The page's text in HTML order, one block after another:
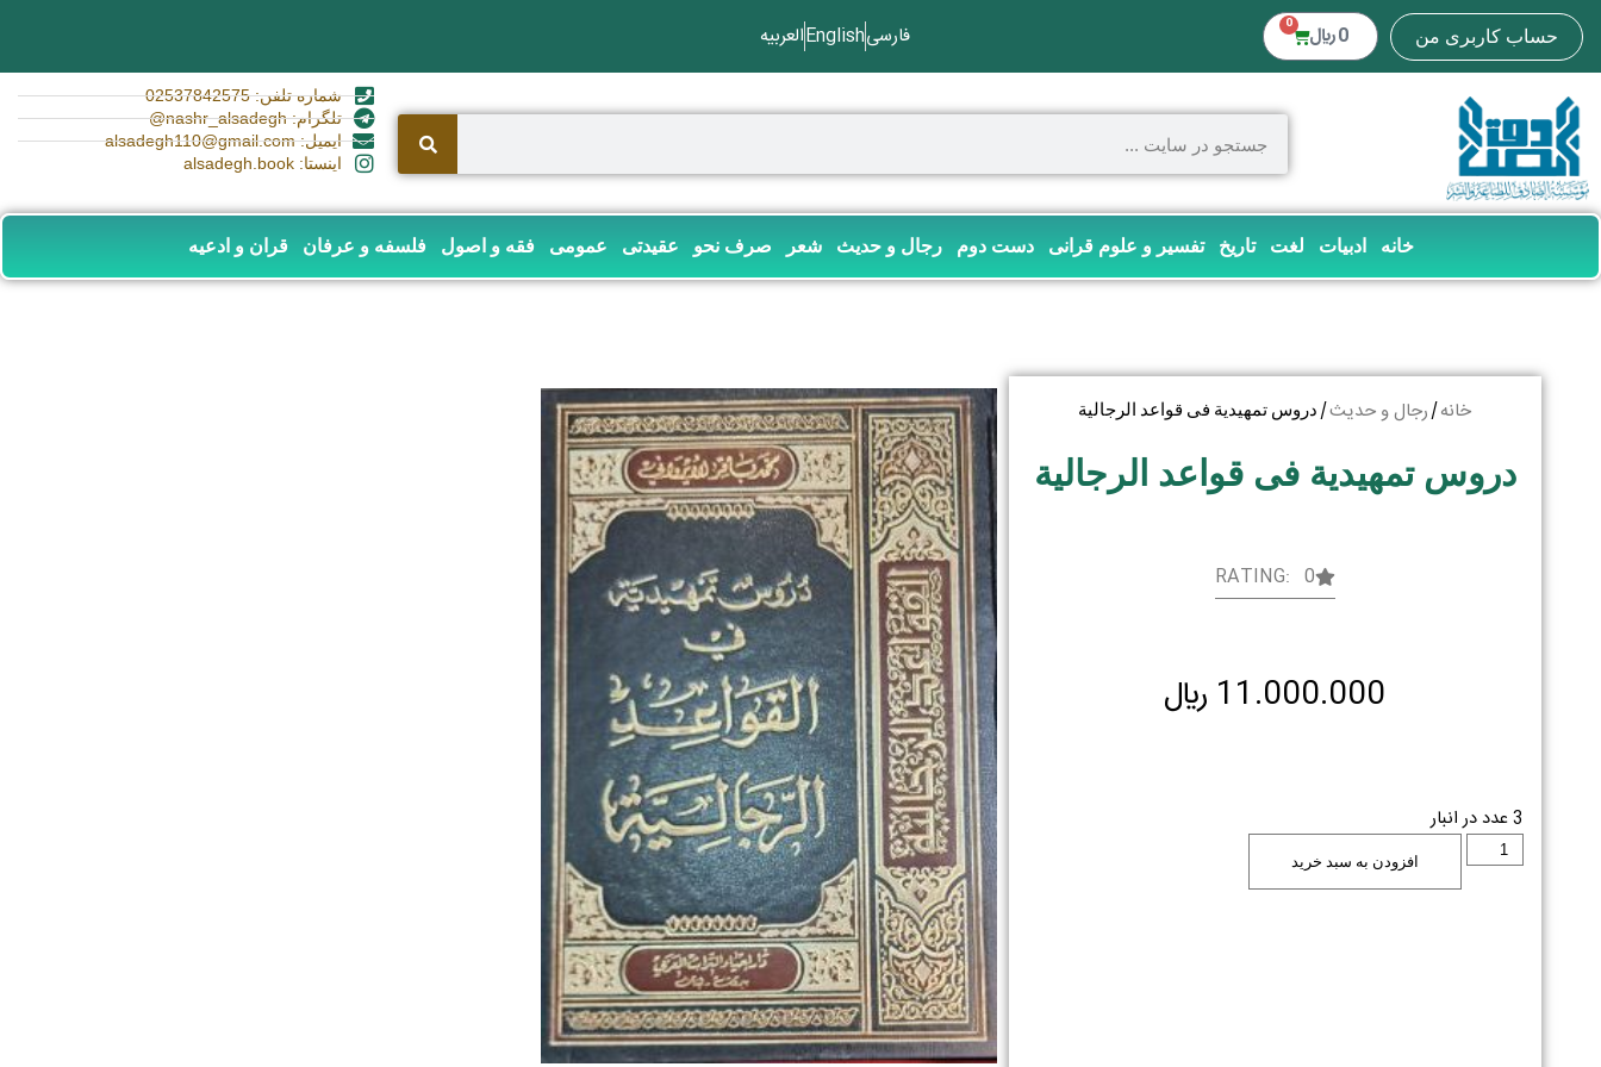
حساب کاربری من 0 ﷼ 0 فارسیEnglishالعربیه
شماره تلفن: 02537842575
تلگرام: nashr_alsadegh@
ایمیل: alsadegh110@gmail.com
اینستا: alsadegh.book
خانه ادبیات لغت تاریخ تفسیر و علوم قرانی دست دوم رجال و حدیث شعر صرف نحو عقیدتی عمومی فقه و اصول فلسفه و عرفان قران و ادعیه
خانه/ رجال و حدیث/ دروس تمهیدیة فی قواعد الرجالیة
دروس تمهیدیة فی قواعد الرجالیة
RATING: 0
11.000.000 ﷼
3 عدد در انبار
افزودن به سبد خرید